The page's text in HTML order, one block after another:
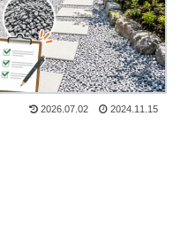
2026.07.02 2024.11.15